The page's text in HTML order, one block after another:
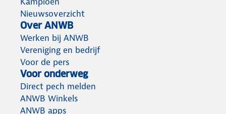
Nieuwsoverzicht
Over ANWB
Werken bij ANWB
Vereniging en bedrijf
Voor de pers
Voor onderweg
Direct pech melden
ANWB Winkels
ANWB apps